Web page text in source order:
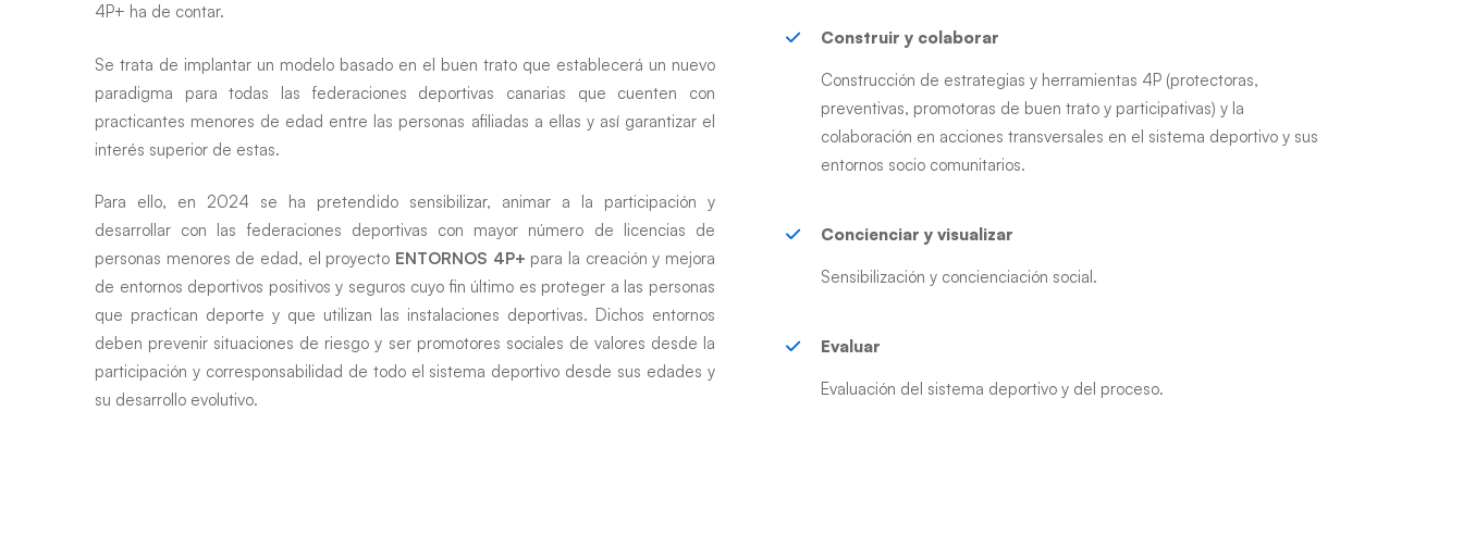
4P+ ha de contar.
Se trata de implantar un modelo basado en el buen trato que establecerá un nuevo
paradigma para todas las federaciones deportivas canarias que cuenten con
practicantes menores de edad entre las personas afiliadas a ellas y así garantizar el
interés superior de estas.
Para ello, en 2024 se ha pretendido sensibilizar, animar a la participación y
desarrollar con las federaciones deportivas con mayor número de licencias de
personas menores de edad, el proyecto ENTORNOS 4P+ para la creación y mejora
de entornos deportivos positivos y seguros cuyo fin último es proteger a las personas
que practican deporte y que utilizan las instalaciones deportivas. Dichos entornos
deben prevenir situaciones de riesgo y ser promotores sociales de valores desde la
participación y corresponsabilidad de todo el sistema deportivo desde sus edades y
su desarrollo evolutivo.
Construir y colaborar
Construcción de estrategias y herramientas 4P (protectoras,
preventivas, promotoras de buen trato y participativas) y la
colaboración en acciones transversales en el sistema deportivo y sus
entornos socio comunitarios.
Concienciar y visualizar
Sensibilización y concienciación social.
Evaluar
Evaluación del sistema deportivo y del proceso.